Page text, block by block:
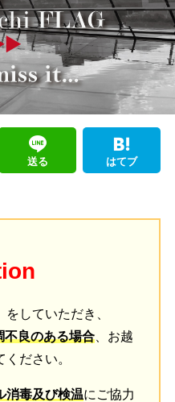
送る はてブ
していただき、
良のある場合 、お越
ださい。
消毒及び検温にご協力